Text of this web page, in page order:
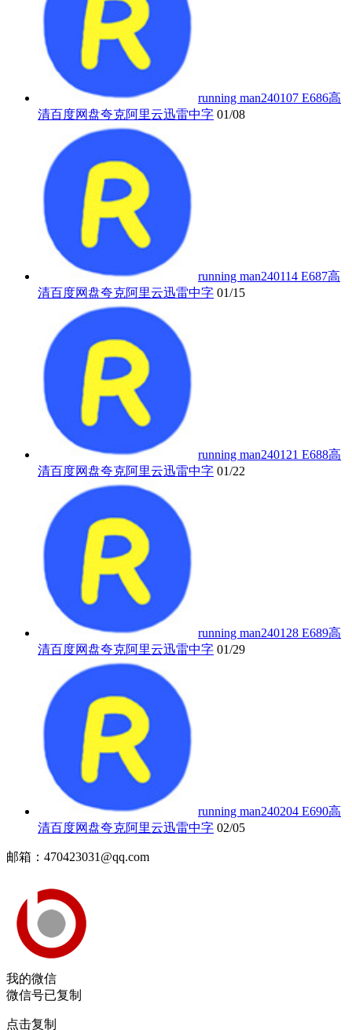
running man240107 E686高
清百度网盘夸克阿里云迅雷中字 01/08
running man240114 E687高
清百度网盘夸克阿里云迅雷中字 01/15
running man240121 E688高
清百度网盘夸克阿里云迅雷中字 01/22
running man240128 E689高
清百度网盘夸克阿里云迅雷中字 01/29
running man240204 E690高
清百度网盘夸克阿里云迅雷中字 02/05
邮箱：470423031@qq.com
我的微信
微信号已复制
点击复制